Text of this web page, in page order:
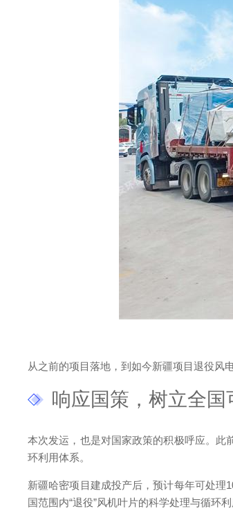
从之前的项目落地，到如今新疆项目退役风
响应国策，树立全
本次发运，也是对国家政策的积极呼应。此
环利用体系。
新疆哈密项目建成投产后，预计每年可处理
国范围内“退役”风机叶片的科学处理与循环